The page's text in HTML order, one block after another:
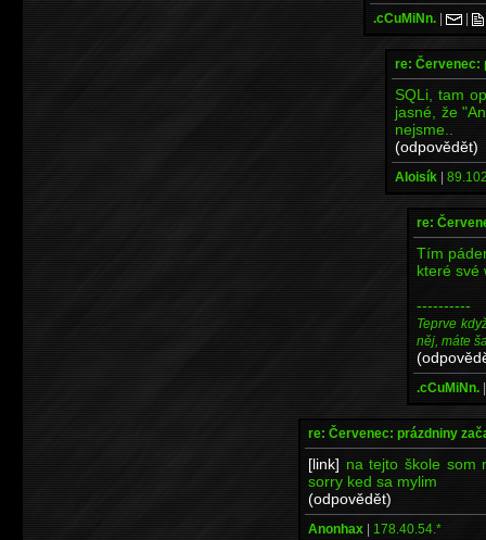
.cCuMiNn. | |
re: Červenec:
SQLi, tam
jasné, že
nejsme..
(odpovědět)
Aloisík |
re:
Tím
které své
----------
Teprve
něj, máte
.cCuMiNn.
re: Červenec: prázdniny
[link] na tejto škole som
sorry ked sa mylim
(odpovědět)
Anonhax | 178.40.54.*